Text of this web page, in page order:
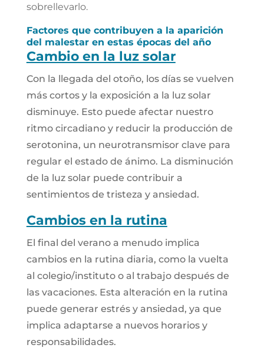
sobrellevarlo.
Factores que contribuyen a la aparición
del malestar en estas épocas del año
Cambio en la luz solar
Con la llegada del otoño, los días se vuelven
más cortos y la exposición a la luz solar
disminuye. Esto puede afectar nuestro
ritmo circadiano y reducir la producción de
serotonina, un neurotransmisor clave para
regular el estado de ánimo. La disminución
de la luz solar puede contribuir a
sentimientos de tristeza y ansiedad.
Cambios en la rutina
El final del verano a menudo implica
cambios en la rutina diaria, como la vuelta
al colegio/instituto o al trabajo después de
las vacaciones. Esta alteración en la rutina
puede generar estrés y ansiedad, ya que
implica adaptarse a nuevos horarios y
responsabilidades.